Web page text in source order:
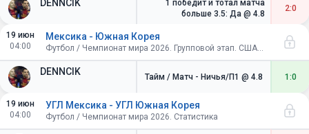
DENNCIK
1 победит и тотал матча
больше 3.5: Да @ 4.8
2:0
19 июн
04:00
DENNCIK
Мексика - Южная Корея
Футбол / Чемпионат мира 2026. Групповой этап. США-Канада-Мексика
Тайм / Матч - Ничья/П1 @ 4.8 1:0
19 июн
04:00
УГЛ Мексика - УГЛ Южная Корея
Футбол / Чемпионат мира 2026. Статистика